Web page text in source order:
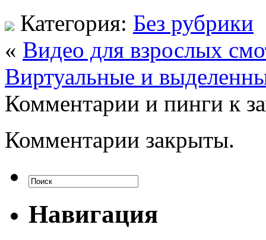
Категория: Без рубрики
« Видео для взрослых
Виртуальные и
Комментарии и пинги к
Комментарии закрыты.
Навигация